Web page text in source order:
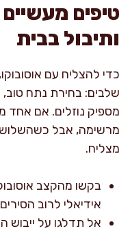
טיפים
ותיבול בבית
כדי להצליח עם
שלבים: בחירת נתח טוב,
מספיק נוזלים. אם
מרשימה, אבל
מצליח.
אידיאלי לרוב
אל תדלגו על ייבוש